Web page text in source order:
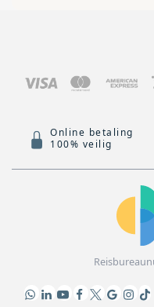
Online betaling
100% veilig